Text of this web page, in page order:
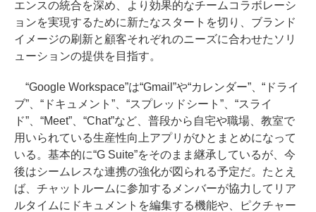
エンスの統合を深め、より効果的なチームコラボレーシ
ョンを実現するために新たなスタートを切り、ブランド
イメージの刷新と顧客それぞれのニーズに合わせたソリ
ューションの提供を目指す。
“Google Workspace”は“Gmail”や“カレンダー”、“ドライ
ブ”、“ドキュメント”、“スプレッドシート”、“スライ
ド”、“Meet”、“Chat”など、普段から自宅や職場、教室で
用いられている生産性向上アプリがひとまとめになって
いる。基本的に“G Suite”をそのまま継承しているが、今
後はシームレスな連携の強化が図られる予定だ。たとえ
ば、チャットルームに参加するメンバーが協力してリア
ルタイムにドキュメントを編集する機能や、ピクチャー